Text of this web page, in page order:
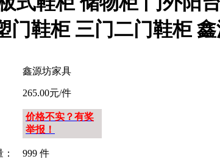
门鞋柜 三门二门鞋柜
鑫源坊家具
265.00元/件
价格不实？有奖
举报！
999 件